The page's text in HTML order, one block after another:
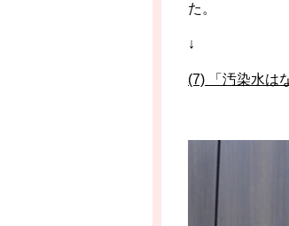
た。
↓
(7) 「汚染水は